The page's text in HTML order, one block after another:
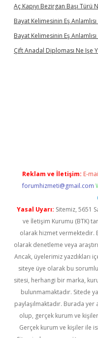
Aç Kapıyı Bezirgan Başı Türü
Bayat Kelimesinin Eş
Bayat Kelimesinin Eş
Çift Anadal Diploması Ne Işe
Reklam ve İletişim: E-
forumhizmeti@gmail.com
Yasal Uyarı: Sitemiz, 5651
ve İletişim Kurumu (BTK)
olarak hizmet vermektedir.
olarak denetleme veya
Ancak, üyelerimiz yazdıkları
siteye üye olarak bu
sitesi, herhangi bir marka,
bulunmamaktadır. Sitede
paylaşılmaktadır. Burada
olup, gerçek kurum ve
Gerçek kurum ve kişiler ile